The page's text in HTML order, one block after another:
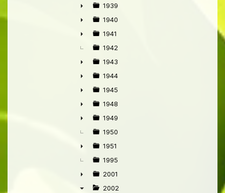
►
►
1939
►
1940
►
1941
1942
►
1943
►
1944
►
1945
►
1948
►
1949
1950
►
1951
1995
►
2001
2002